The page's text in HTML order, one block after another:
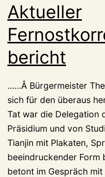
Aktueller
bericht
……Â Bürgermeister
sich für den überaus
Tat war die Delegation
Präsidium und von
Tianjin mit Plakaten,
beeindruckender Form
betont im Gespräch